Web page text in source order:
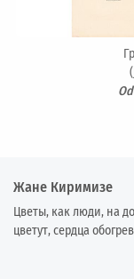
Жане Киримизе
Цветы, как люди, на
цветут, сердца